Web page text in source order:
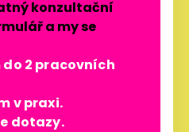
konzultační
a my se
do 2 pracovních
v praxi.
dotazy.